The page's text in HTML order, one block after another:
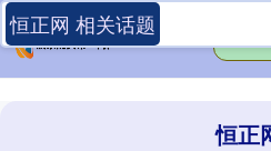
恒正
恒正网 相关话题